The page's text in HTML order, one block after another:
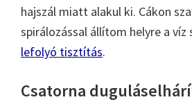
hajszál miatt alakul ki. Cákon
spirálozással állítom helyre a víz
lefolyó tisztítás.
Csatorna